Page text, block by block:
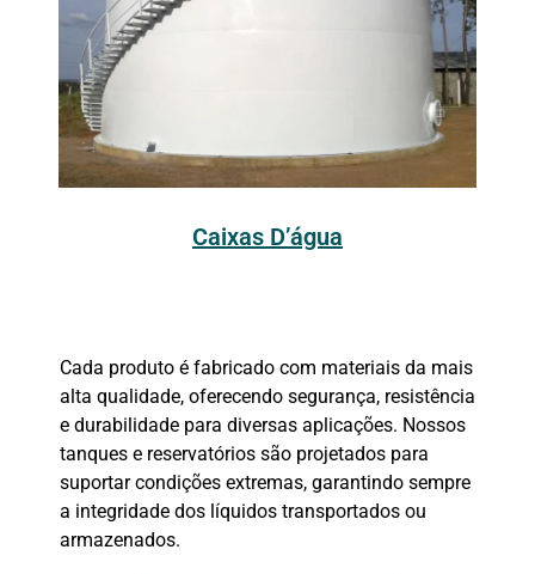
Caixas D’água
Cada produto é fabricado com materiais da mais
alta qualidade, oferecendo segurança, resistência
e durabilidade para diversas aplicações. Nossos
tanques e reservatórios são projetados para
suportar condições extremas, garantindo sempre
a integridade dos líquidos transportados ou
armazenados.